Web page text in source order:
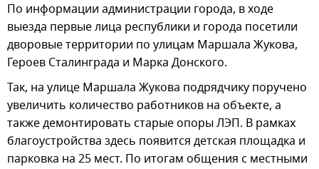
По информации администрации города, в ходе
выезда первые лица республики и города посетили
дворовые территории по улицам Маршала Жукова,
Героев Сталинграда и Марка Донского.
Так, на улице Маршала Жукова подрядчику поручено
увеличить количество работников на объекте, а
также демонтировать старые опоры ЛЭП. В рамках
благоустройства здесь появится детская площадка и
парковка на 25 мест. По итогам общения с местными